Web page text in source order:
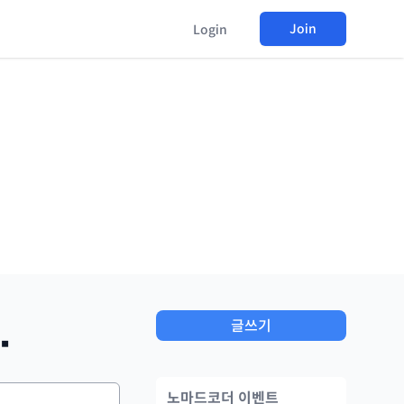
Login Join
글쓰기
노마드코더 이벤트